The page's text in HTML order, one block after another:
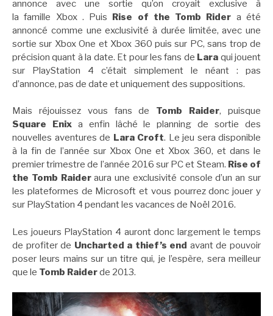
annonce avec une sortie qu’on croyait exclusive à
la famille Xbox . Puis Rise of the Tomb Rider a été
annoncé comme une exclusivité à durée limitée, avec une
sortie sur Xbox One et Xbox 360 puis sur PC, sans trop de
précision quant à la date. Et pour les fans de Lara qui jouent
sur PlayStation 4 c’était simplement le néant : pas
d’annonce, pas de date et uniquement des suppositions.
Mais réjouissez vous fans de Tomb Raider, puisque
Square Enixa enfin lâché le planning de sortie des
nouvelles aventures de Lara Croft. Le jeu sera disponible
à la fin de l’année sur Xbox One et Xbox 360, et dans le
premier trimestre de l’année 2016 sur PC et Steam. Rise of
the Tomb Raideraura une exclusivité console d’un an sur
les plateformes de Microsoft et vous pourrez donc jouer y
sur PlayStation 4 pendant les vacances de Noël 2016.
Les joueurs PlayStation 4 auront donc largement le temps
de profiter de Uncharted a thief’s end avant de pouvoir
poser leurs mains sur un titre qui, je l’espère, sera meilleur
que le Tomb Raiderde 2013.